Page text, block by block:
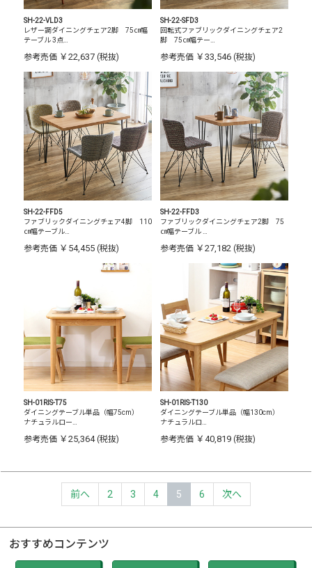
SH-22-VLD3
レザー調ダイニングチェア2脚 75㎝幅
テーブル 3点…
参考売価 ￥22,637 (税抜)
SH-22-SFD3
回転式ファブリックダイニングチェア2
脚 75㎝幅テー…
参考売価 ￥33,546 (税抜)
SH-22-FFD5
ファブリックダイニングチェア4脚 110
㎝幅テーブル…
参考売価 ￥54,455 (税抜)
SH-22-FFD3
ファブリックダイニングチェア2脚 75
㎝幅テーブル …
参考売価 ￥27,182 (税抜)
SH-01RIS-T75
ダイニングテーブル単品（幅75cm）
ナチュラルロー…
参考売価 ￥25,364 (税抜)
SH-01RIS-T130
ダイニングテーブル単品（幅130cm）
ナチュラルロ…
参考売価 ￥40,819 (税抜)
前へ 2 3 4 5 6 次へ
おすすめコンテンツ